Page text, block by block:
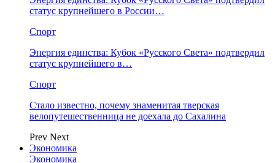
статус крупнейшего в России…
Спорт
Энергия единства: Кубок «Русского Света» подтвердил
статус крупнейшего в…
Спорт
Стало известно, почему знаменитая тверская
велопутешественница не доехала до Сахалина
Prev Next
Экономика
Экономика